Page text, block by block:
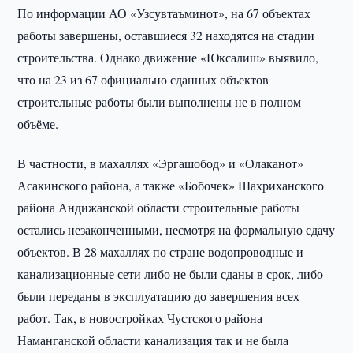
По информации АО «Узсувтаъминот», на 67 объектах
работы завершены, оставшиеся 32 находятся на стадии
строительства. Однако движение «Юксалиш» выявило,
что на 23 из 67 официально сданных объектов
строительные работы были выполнены не в полном
объёме.
В частности, в махаллях «Эргашобод» и «Олаканот»
Асакинского района, а также «Бобочек» Шахриханского
района Андижанской области строительные работы
остались незаконченными, несмотря на формальную сдачу
объектов. В 28 махаллях по стране водопроводные и
канализационные сети либо не были сданы в срок, либо
были переданы в эксплуатацию до завершения всех
работ. Так, в новостройках Чустского района
Наманганской области канализация так и не была